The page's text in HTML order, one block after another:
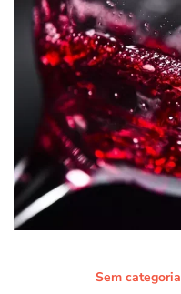
Sem categoria